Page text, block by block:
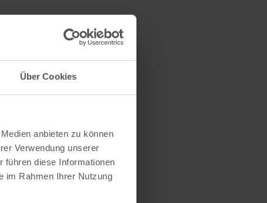
Über Cookies
anbieten zu können
Verwendung unserer
führen diese Informationen
im Rahmen Ihrer Nutzung